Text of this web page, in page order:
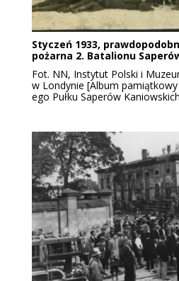
Styczeń 1933,
pożarna 2. Batalionu
Fot. NN, Instytut Polski i
w Londynie [Album
ego Pułku Saperów